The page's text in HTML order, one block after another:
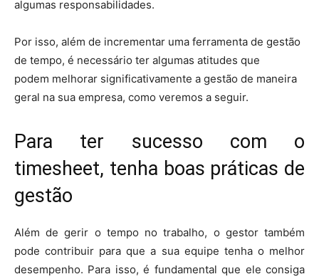
algumas responsabilidades.
Por isso, além de incrementar uma ferramenta de gestão
de tempo, é necessário ter algumas atitudes que
podem melhorar significativamente a gestão de maneira
geral na sua empresa, como veremos a seguir.
Para ter sucesso com o
timesheet, tenha boas práticas de
gestão
Além de gerir o tempo no trabalho, o gestor também
pode contribuir para que a sua equipe tenha o melhor
desempenho. Para isso, é fundamental que ele consiga